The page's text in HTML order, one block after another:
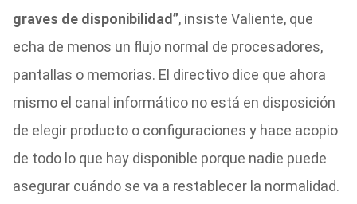
graves de disponibilidad”, insiste Valiente, que
echa de menos un flujo normal de procesadores,
pantallas o memorias. El directivo dice que ahora
mismo el canal informático no está en disposición
de elegir producto o configuraciones y hace acopio
de todo lo que hay disponible porque nadie puede
asegurar cuándo se va a restablecer la normalidad.